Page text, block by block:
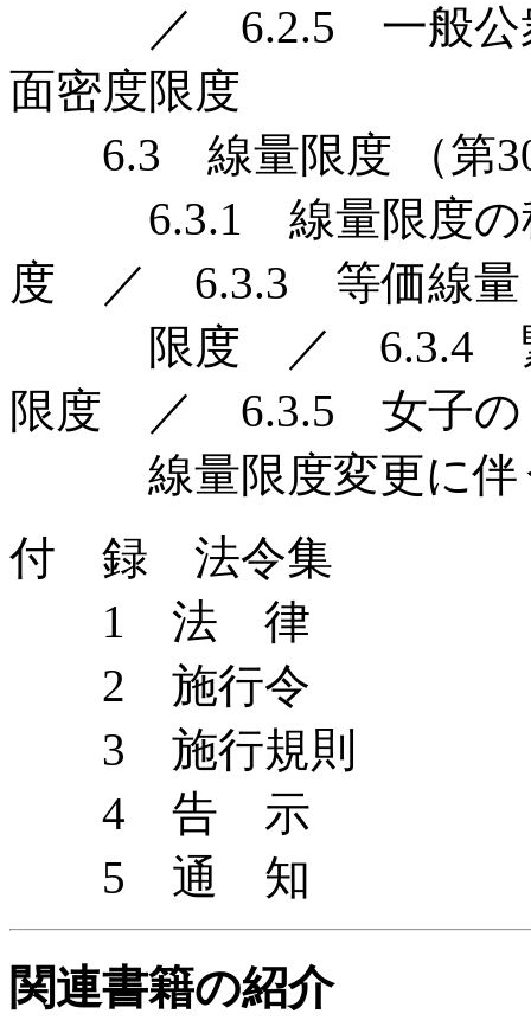
／ 6.2.5 一般公
面密度限度
6.3 線量限度 （第30
6.3.1 線量限度の
度 ／ 6.3.3 等価線量
限度 ／ 6.3.4 緊急
限度 ／ 6.3.5 女子の
線量限度変更に伴
付 録 法令集
1 法 律
2 施行令
3 施行規則
4 告 示
5 通 知
関連書籍の紹介